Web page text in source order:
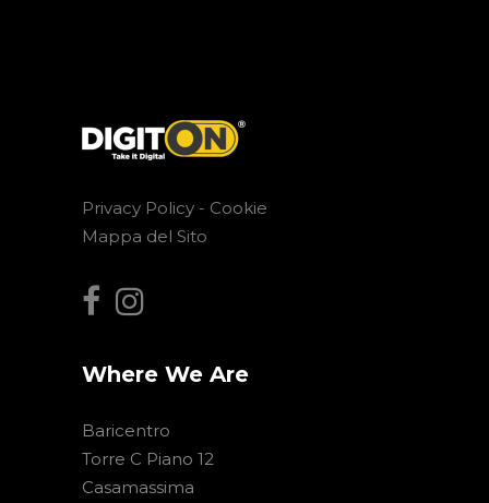
Privacy Policy - Cookie
Mappa del Sito
Where We Are
Baricentro
Torre C Piano 12
Casamassima